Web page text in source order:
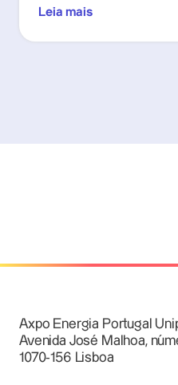
Leia mais
Axpo Energia Portugal
Avenida José Malhoa,
1070-156 Lisboa